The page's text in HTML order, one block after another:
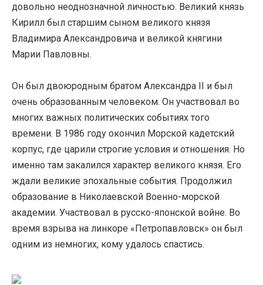
довольно неоднозначной личностью. Великий князь
Кирилл был старшим сыном великого князя
Владимира Александровича и великой княгини
Марии Павловны.
Он был двоюродным братом Александра II и был
очень образованным человеком. Он участвовал во
многих важных политических событиях того
времени. В 1986 году окончил Морской кадетский
корпус, где царили строгие условия и отношения. Но
именно там закалился характер великого князя. Его
ждали великие эпохальные события. Продолжил
образование в Николаевской Военно-морской
академии. Участвовал в русско-японской войне. Во
время взрыва на линкоре «Петропавловск» он был
одним из немногих, кому удалось спастись.